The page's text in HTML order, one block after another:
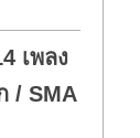
เพลง
/ SMA